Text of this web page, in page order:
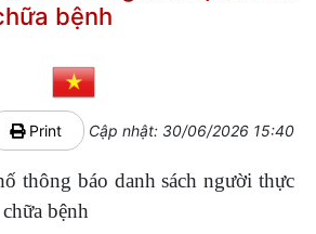
bệnh
Print Cập nhật: 30/06/2026 15:40
thông báo danh sách người thực
bệnh